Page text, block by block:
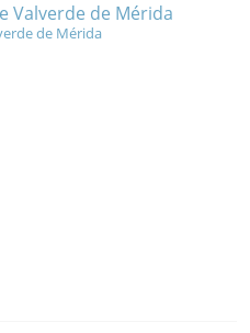
Valverde de Mérida
de Mérida